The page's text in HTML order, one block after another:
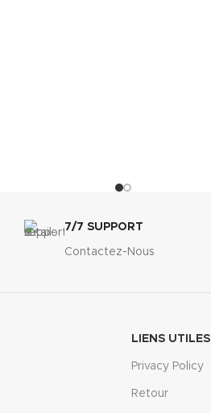
7/7 SUPPORT
Contactez-Nous
LIENS UTILES
Privacy Policy
Retour